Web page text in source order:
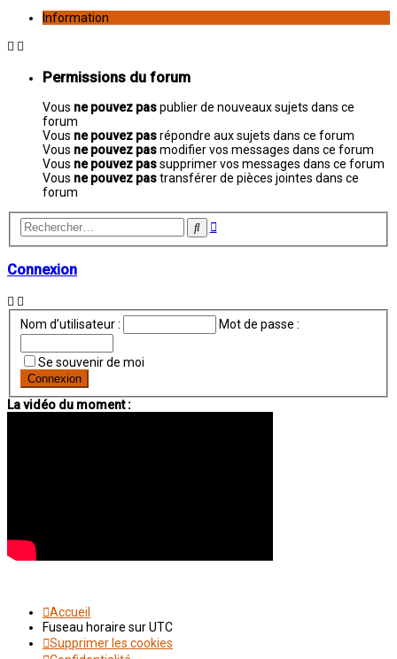
Information
Permissions du forum
Vous ne pouvez paspublier de nouveaux sujets dans ce
forum
Vous ne pouvez pasrépondre aux sujets dans ce forum
Vous ne pouvez pasmodifier vos messages dans ce forum
Vous ne pouvez passupprimer vos messages dans ce forum
Vous ne pouvez pastransférer de pièces jointes dans ce
forum
Rechercher
Recherche
Connexion
Nom d’utilisateur : Mot de passe :
Se souvenir de moi
La vidéo du moment :
Accueil
Fuseau horaire surUTC
Supprimer les cookies